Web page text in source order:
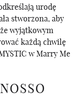
urodę
stworzona, aby
wyjątkowym
każdą chwilę
w Marry Me